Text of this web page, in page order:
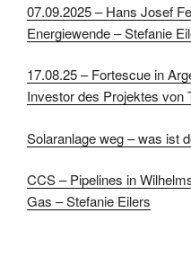
07.09.2025 – Hans Josef
Energiewende – Stefanie
17.08.25 – Fortescue in
Investor des Projektes von
Solaranlage weg – was ist
CCS – Pipelines in
Gas – Stefanie Eilers